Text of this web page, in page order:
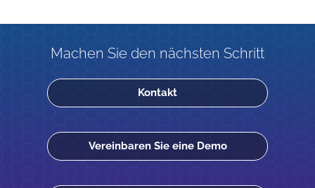
Machen Sie den nächsten Schritt
Kontakt
Vereinbaren Sie eine Demo